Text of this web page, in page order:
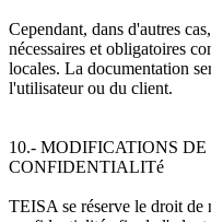
Cependant, dans d'autres
nécessaires et obligatoires
locales. La documentation
l'utilisateur ou du client.
10.- MODIFICATIONS
CONFIDENTIALITé
TEISA se réserve le droit